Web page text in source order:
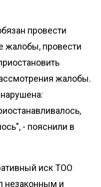
провести
жалобы, провести
жалобы.
- пояснили в
иск ТОО
незаконным и